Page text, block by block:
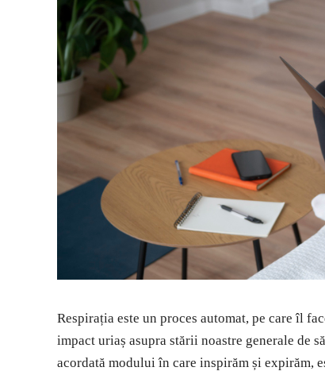
Respirația este un proces automat, pe care îl
impact uriaș asupra stării noastre generale de
acordată modului în care inspirăm și expirăm,